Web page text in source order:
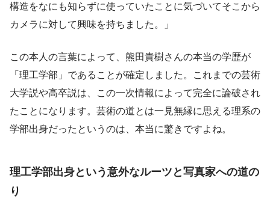
構造をなにも知らずに使っていたことに気づいてそこから
カメラに対して興味を持ちました。」
この本人の言葉によって、熊田貴樹さんの本当の学歴が
「理工学部」であることが確定しました。これまでの芸術
大学説や高卒説は、この一次情報によって完全に論破され
たことになります。芸術の道とは一見無縁に思える理系の
学部出身だったというのは、本当に驚きですよね。
理工学部出身という意外なルーツと写真家への道の
り